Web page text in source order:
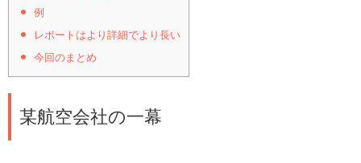
例
レポートはより詳細でより長い
今回のまとめ
某航空会社の一幕